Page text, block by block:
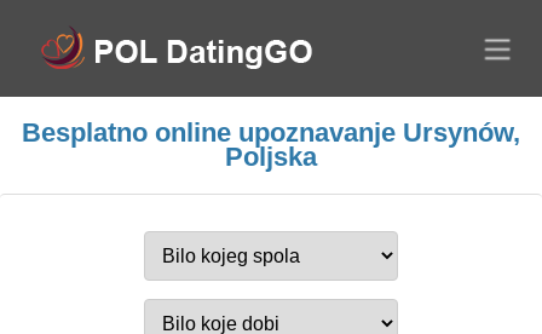
Besplatno online upoznavanje Ursynów,
Poljska